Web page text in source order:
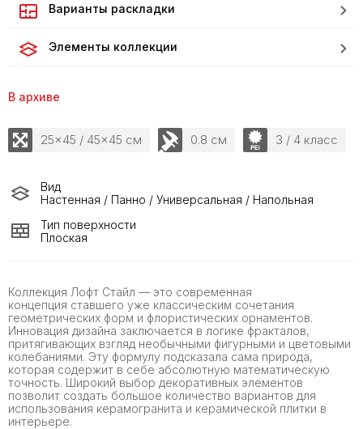
Коллекция Лофт Стайл — это современная
концепция ставшего уже классическим сочетания
геометрических форм и флористических орнаментов.
Инновация дизайна заключается в логике фракталов,
притягивающих взгляд необычными фигурными и цветовыми
колебаниями. Эту формулу подсказала сама природа,
которая содержит в себе абсолютную математическую
точность. Широкий выбор декоративных элементов
позволит создать большое количество вариантов для
использования керамогранита и керамической плитки в
интерьере.
Варианты раскладки
Элементы коллекции
В архиве
25x45 / 45x45 см 0.8 см 3 / 4 класс
Вид
Настенная / Панно / Универсальная / Напольная
Тип поверхности
Плоская